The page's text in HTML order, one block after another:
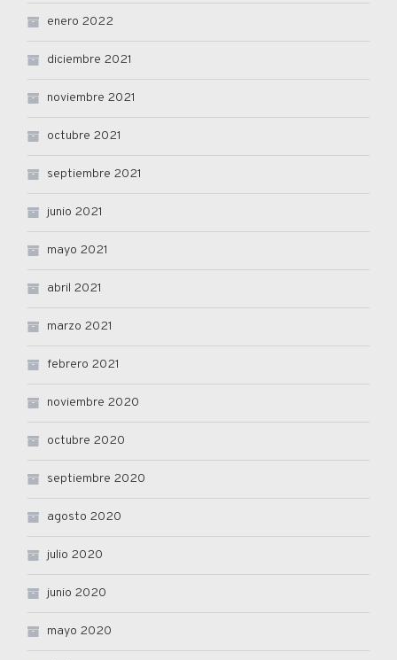
enero 2022
diciembre 2021
noviembre 2021
octubre 2021
septiembre 2021
junio 2021
mayo 2021
abril 2021
marzo 2021
febrero 2021
noviembre 2020
octubre 2020
septiembre 2020
agosto 2020
julio 2020
junio 2020
mayo 2020